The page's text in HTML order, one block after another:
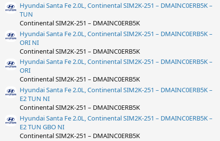
Hyundai Santa Fe 2.0L, Continental SIM2K-251 – DMAINC0ERB5K –
TUN
Continental SIM2K-251 – DMAINC0ERB5K
Hyundai Santa Fe 2.0L, Continental SIM2K-251 – DMAINC0ERB5K –
ORI NI
Continental SIM2K-251 – DMAINC0ERB5K
Hyundai Santa Fe 2.0L, Continental SIM2K-251 – DMAINC0ERB5K –
ORI
Continental SIM2K-251 – DMAINC0ERB5K
Hyundai Santa Fe 2.0L, Continental SIM2K-251 – DMAINC0ERB5K –
E2 TUN NI
Continental SIM2K-251 – DMAINC0ERB5K
Hyundai Santa Fe 2.0L, Continental SIM2K-251 – DMAINC0ERB5K –
E2 TUN GBO NI
Continental SIM2K-251 – DMAINC0ERB5K